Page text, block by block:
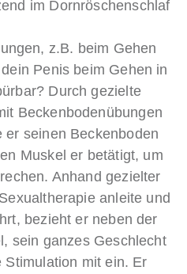
im Dornröschenschlaf
z.B. beim Gehen
Penis beim Gehen in
Durch gezielte
Beckenbodenübungen
seinen Beckenboden
Muskel er betätigt, um
Anhand gezielter
anleite und
bezieht er neben der
sein ganzes Geschlecht
Stimulation mit ein. Er